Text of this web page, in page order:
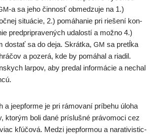
‑a sa jeho čin­nosť obme­dzu­je na 1.)
situ­ácie, 2.) pomá­ha­nie pri rie­še­ní kon­
pred­prip­ra­ve­ných uda­los­tí a mož­no 4.)
dostať sa do deja. Skrátka, GM sa pre­tĺka
a poze­rá, kde by pomá­hal a ria­dil.
lar­pov, aby pre­dal infor­má­cie a nechal
a jeep­for­me je pri rámo­va­ní prí­be­hu úlo­ha
kto­rým boli dané prí­sluš­né prá­vo­mo­ci cez
kľú­čo­vá. Medzi jeep­for­mou a nara­ti­vis­tic­